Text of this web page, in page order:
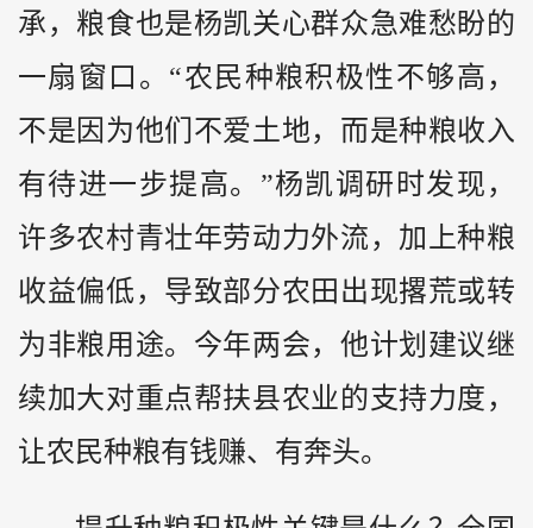
承，粮食也是杨凯关心群众急难愁盼的
一扇窗口。“农民种粮积极性不够高，
不是因为他们不爱土地，而是种粮收入
有待进一步提高。”杨凯调研时发现，
许多农村青壮年劳动力外流，加上种粮
收益偏低，导致部分农田出现撂荒或转
为非粮用途。今年两会，他计划建议继
续加大对重点帮扶县农业的支持力度，
让农民种粮有钱赚、有奔头。